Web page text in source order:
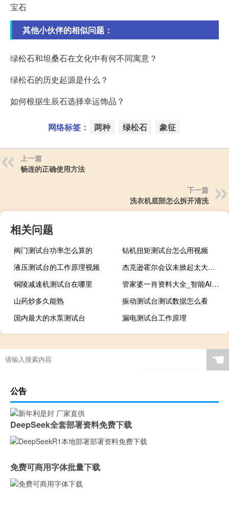
宝石
其他小伙伴的相似问题：
绿松石和坦桑石在文化中有何不同寓意？
绿松石的历史起源是什么？
如何根据生辰石选择幸运饰品？
网络标签： 两种 绿松石 象征
上一篇
畅连的正确使用方法
下一篇
洗衣机底部怎么拆开清洗
相关问题
阀门测试台功率怎么算的
钻机扭矩测试台怎么用视频
液压测试台的工作原理视频
杰克逊霍尔会议未掀起太大波澜 交易员在旁冷静观望
铜陵减速机测试台在哪里
管家婆一肖资料大全_智能AI深度解析_百度大脑版A12.31.903
山药炒多久能熟
振动测试台测试数据怎么看
国内最大的水泵测试台
漏电测试台工作原理
☚
公告
DeepSeek全套部署资料免费下载
免费可商用字体批量下载